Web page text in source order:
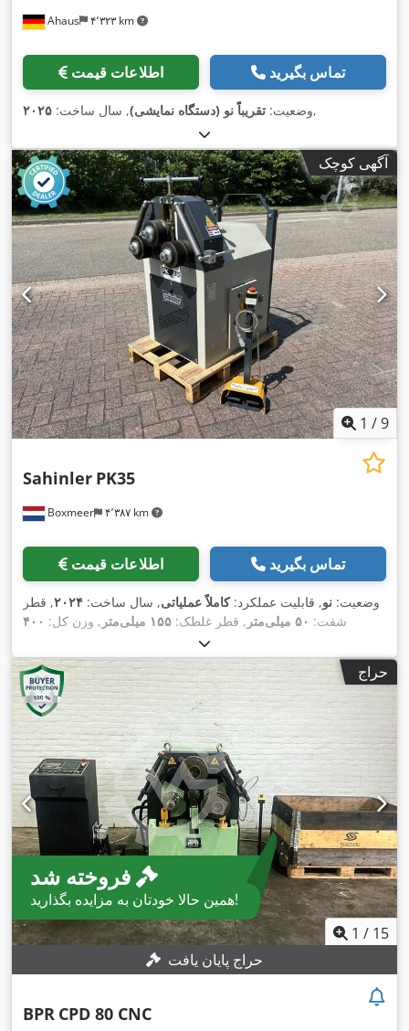
Ahaus ۴٬۳۲۳ km
اطلاعات قیمت تماس بگیرید
وضعیت: تقریباً نو (دستگاه نمایشی), سال ساخت: ۲۰۲۵ ,
آگهی کوچک
1 /9
Boxmeer ۴٬۳۸۷ km
Sahinler PK35
اطلاعات قیمت تماس بگیرید
وضعیت: نو, قابلیت عملکرد:کاملاً عملیاتی, سال ساخت: ۲۰۲۴, قطر
شفت: ۵۰ میلی‌متر , قطر غلطک: ۱۵۵ میلی‌متر , وزن کل: ۴۰۰
V
, تجهیزات:توقف اضطراری, مستندات / راهنما ,
حراج
همین حالا خودتان به مزایده بگذارید!
1 / 15
حراج پایان یافت
BPR CPD 80 CNC